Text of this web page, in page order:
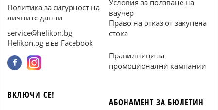
Политика за сигурност на
личните данни
service@helikon.bg
Helikon.bg във Facebook
Условия за ползване на
ваучер
Право на отказ от закупена
стока
Правилници за
промоционални кампании
ВКЛЮЧИ СЕ!
АБОНАМЕНТ ЗА БЮЛЕТИН